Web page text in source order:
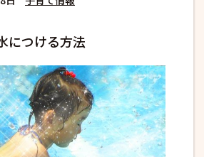
につける方法